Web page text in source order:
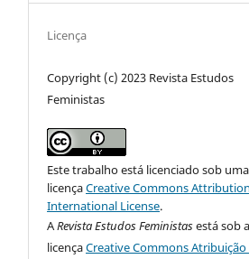
Licença
Copyright (c) 2023 Revista Estudos
Feministas
Este trabalho está licenciado sob uma
licençaCreative Commons
International License.
ARevista Estudos Feministasestá sob
licençaCreative Commons Atribuição